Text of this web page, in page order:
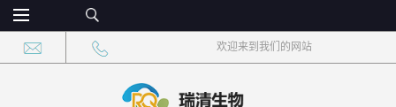
欢迎来到我们的网站